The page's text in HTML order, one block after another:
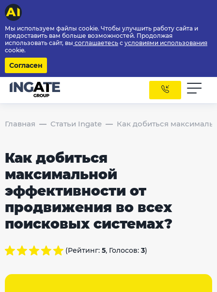
Мы используем файлы cookie. Чтобы улучшить работу сайта и
предоставить вам больше возможностей. Продолжая
использовать сайт, вы соглашаетесь с условиями использования
cookie.
Согласен
Главная Статьи Ingate Как добиться
Как добиться
максимальной
эффективности от
продвижения во всех
поисковых системах?
(Рейтинг: 5, Голосов: 3)